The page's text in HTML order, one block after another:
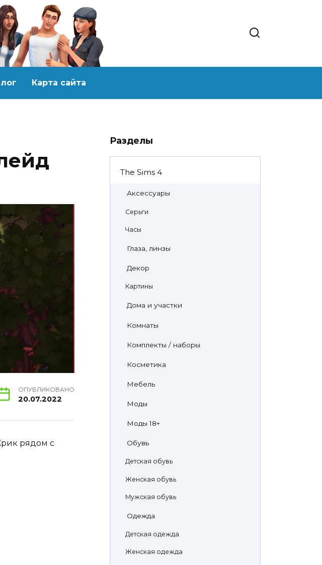
Карта сайта
ОПУБЛИКОВАНО
20.07.2022
рядом с
Разделы
The Sims 4
Аксессуары
Серьги
Часы
Глаза, линзы
Декор
Картины
Дома и участки
Комнаты
Комплекты / наборы
Косметика
Мебель
Моды
Моды 18+
Обувь
Детская обувь
Женская обувь
Мужская обувь
Одежда
Детская одежда
Женская одежда